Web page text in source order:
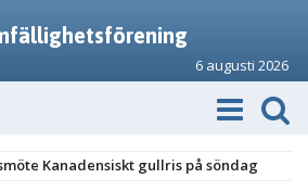
6 augusti 2026
Kanadensiskt gullris på söndag